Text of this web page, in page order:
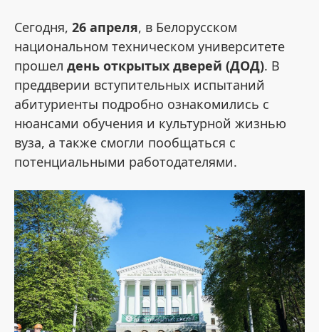
Сегодня, 26 апреля, в Белорусском
национальном техническом университете
прошел день открытых дверей (ДОД). В
преддверии вступительных испытаний
абитуриенты подробно ознакомились с
нюансами обучения и культурной жизнью
вуза, а также смогли пообщаться с
потенциальными работодателями.